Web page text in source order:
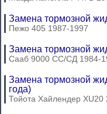
Замена тормозной
Пежо 405 1987-1997
Замена тормозной
Сааб 9000 СС/СД 1984-
Замена тормозной
года)
Тойота Хайлендер XU20